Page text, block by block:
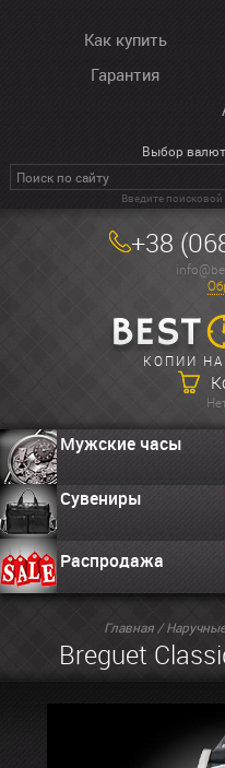
Как купить
Гарантия
Выбор
Введите поисковой
+38
КОПИИ
Мужские часы
Сувениры
Распродажа
Главная /
Breguet